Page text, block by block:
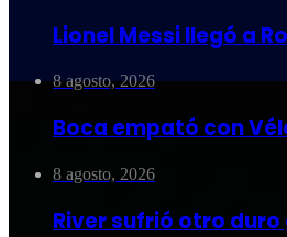
Lionel Messi llegó a
8 agosto, 2026
Boca empató con
8 agosto, 2026
River sufrió otro